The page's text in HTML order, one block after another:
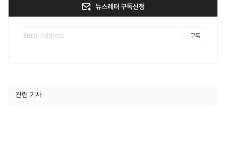
뉴스레터 구독신청
구독
관련 기사